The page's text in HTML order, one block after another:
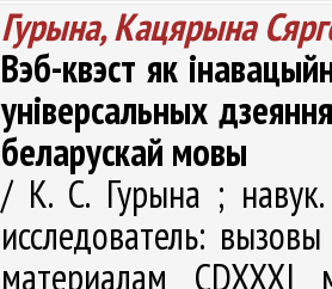
Гурына, Кацярына
Вэб-квэст як
універсальных
беларускай мовы
/ К. С. Гурына ;
исследователь:
материалам CDXXXI